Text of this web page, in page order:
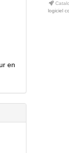
en
logiciel